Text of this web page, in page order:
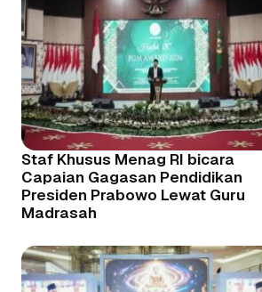
Staf Khusus Menag RI bicara
Capaian Gagasan Pendidikan
Presiden Prabowo Lewat Guru
Madrasah